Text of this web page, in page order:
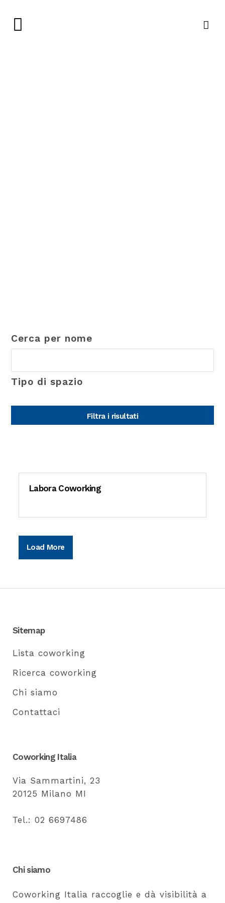
Cerca per nome
Tipo di spazio
Filtra i risultati
Labora Coworking
Load More
Sitemap
Lista coworking
Ricerca coworking
Chi siamo
Contattaci
Coworking Italia
Via Sammartini, 23
20125 Milano MI
Tel.: 02 6697486
Chi siamo
Coworking Italia raccoglie e dà visibilità a